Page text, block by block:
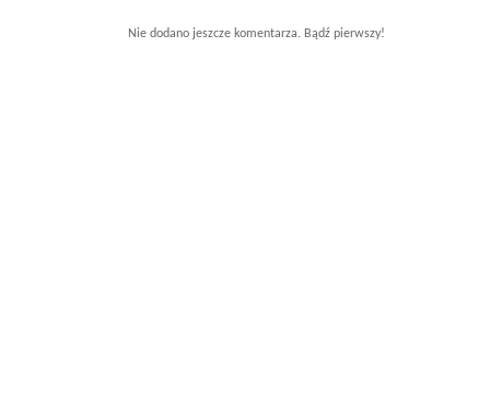
Nie dodano jeszcze komentarza. Bądź pierwszy!